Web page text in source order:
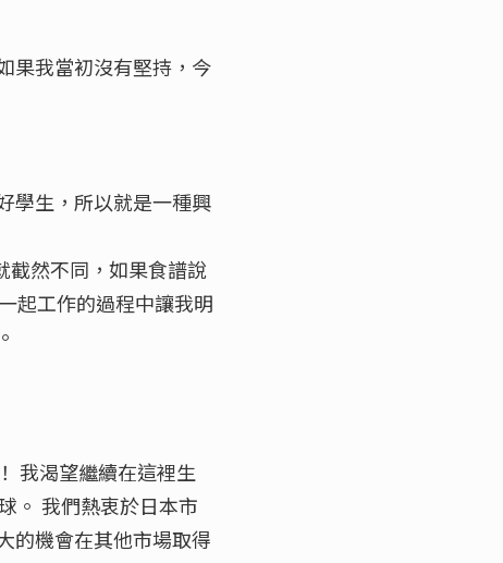
果我當初沒有堅持，今
學生，所以就是一種興
截然不同，如果食譜說
起工作的過程中讓我明
我渴望繼續在這裡生
。 我們熱衷於日本市
的機會在其他市場取得